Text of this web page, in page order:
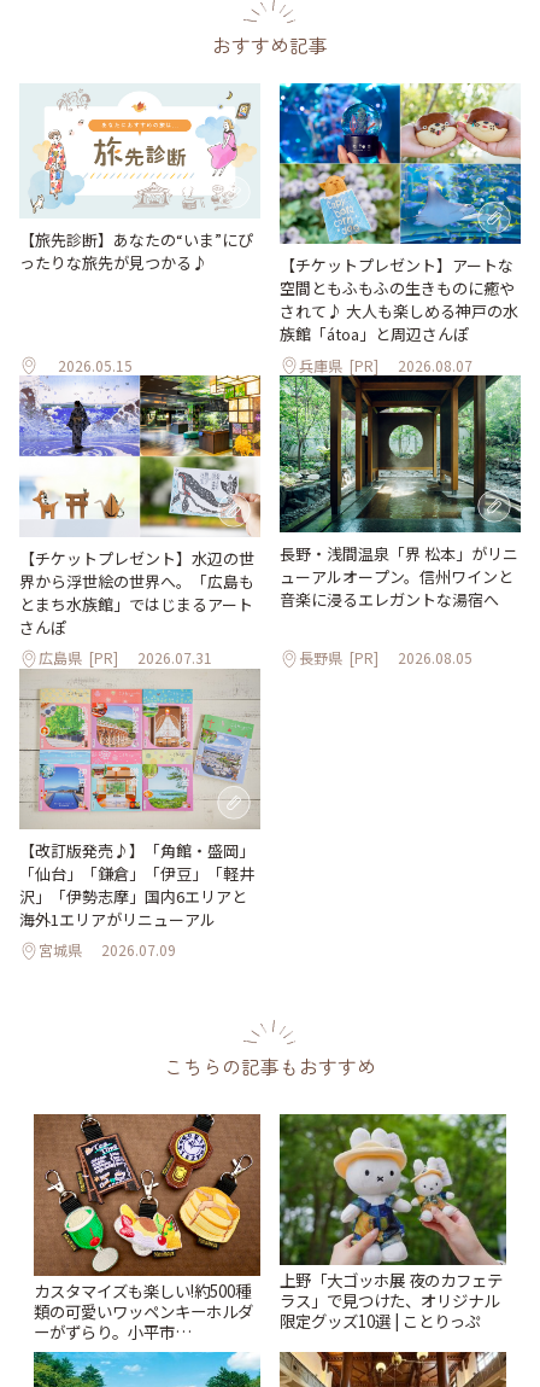
おすすめ記事
【旅先診断】あなたの“いま”にぴ
ったりな旅先が見つかる♪
2026.05.15
【チケットプレゼント】アートな
空間ともふもふの生きものに癒や
されて♪ 大人も楽しめる神戸の水
族館「átoa」と周辺さんぽ
兵庫県 [PR] 2026.08.07
【チケットプレゼント】水辺の世
界から浮世絵の世界へ。「広島も
とまち水族館」ではじまるアート
さんぽ
広島県 [PR] 2026.07.31
長野・浅間温泉「界 松本」がリニ
ューアルオープン。信州ワインと
音楽に浸るエレガントな湯宿へ
長野県 [PR] 2026.08.05
【改訂版発売♪】「角館・盛岡」
「仙台」「鎌倉」「伊豆」「軽井
沢」「伊勢志摩」国内6エリアと
海外1エリアがリニューアル
宮城県 2026.07.09
こちらの記事もおすすめ
カスタマイズも楽しい!約500種
類の可愛いワッペンキーホルダ
ーがずらり。小平市
「Kimamaya T&K」 | ことりっ
ぷ
上野「大ゴッホ展 夜のカフェテ
ラス」で見つけた、オリジナル
限定グッズ10選 | ことりっぷ